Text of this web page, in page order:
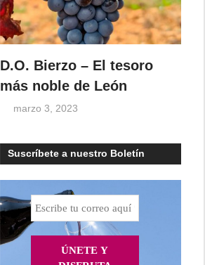
D.O. Bierzo – El tesoro
más noble de León
marzo 3, 2023
Suscríbete a nuestro Boletín